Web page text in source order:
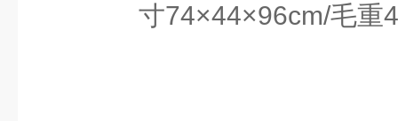
寸74×44×96cm/毛重